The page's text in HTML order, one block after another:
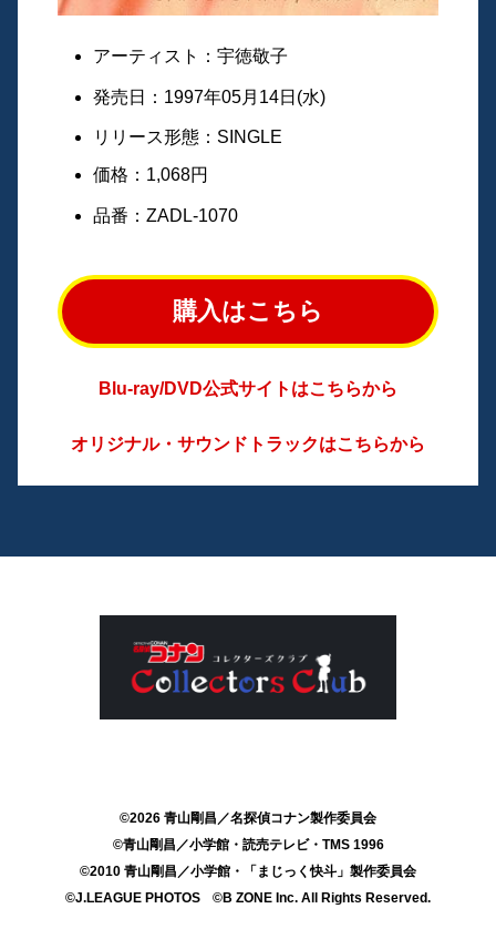
アーティスト：宇徳敬子
発売日：1997年05月14日(水)
リリース形態：SINGLE
価格：1,068円
品番：ZADL-1070
購入はこちら
Blu-ray/DVD公式サイトはこちらから
オリジナル・サウンドトラックはこちらから
©2026 青山剛昌／名探偵コナン製作委員会
©青山剛昌／小学館・読売テレビ・TMS 1996
©2010 青山剛昌／小学館・「まじっく快斗」製作委員会
©J.LEAGUE PHOTOS
©B ZONE Inc. All Rights Reserved.